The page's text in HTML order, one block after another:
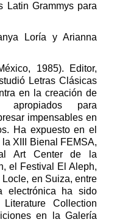
Latin Grammys para
Loría y Arianna
1985). Editor,
Letras Clásicas
en la creación de
apropiados para
impensables en
Ha expuesto en el
XIII Bienal FEMSA,
Art Center de la
el Festival El Aleph,
en Suiza, entre
electrónica ha sido
Collection
en la Galería